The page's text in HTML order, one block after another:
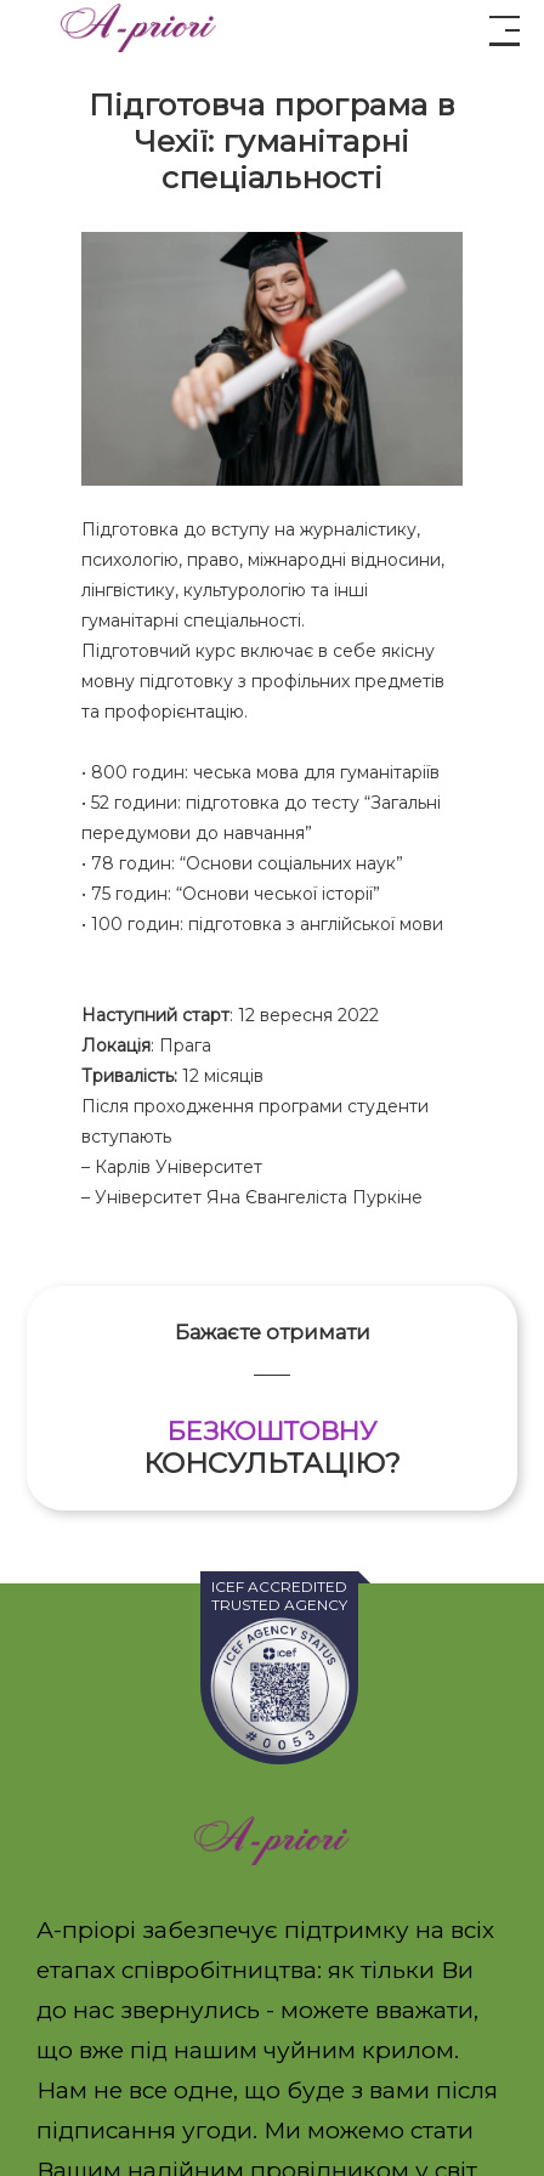
Підготовча програма в
Чехії: гуманітарні
спеціальності
Підготовка до вступу на журналістику,
психологію, право, міжнародні відносини,
лінгвістику, культурологію та інші
гуманітарні спеціальності.
Підготовчий курс включає в себе якісну
мовну підготовку з профільних предметів
та профорієнтацію.
• 800 годин: чеська мова для гуманітаріїв
• 52 години: підготовка до тесту “Загальні
передумови до навчання”
• 78 годин: “Основи соціальних наук”
• 75 годин: “Основи чеської історії”
• 100 годин: підготовка з англійської мови
Наступний старт: 12 вересня 2022
Локація: Прага
Тривалість: 12 місяців
Після проходження програми студенти
вступають
– Карлів Університет
– Університет Яна Євангеліста Пуркіне
Форма обратной связи
ОТПРАВИТЬ
Бажаєте отримати
БЕЗКОШТОВНУ
КОНСУЛЬТАЦІЮ?
ICEF ACCREDITED
TRUSTED AGENCY
А-пріорі забезпечує підтримку на всіх
етапах співробітництва: як тільки Ви
до нас звернулись - можете вважати,
що вже під нашим чуйним крилом.
Нам не все одне, що буде з вами після
підписання угоди. Ми можемо стати